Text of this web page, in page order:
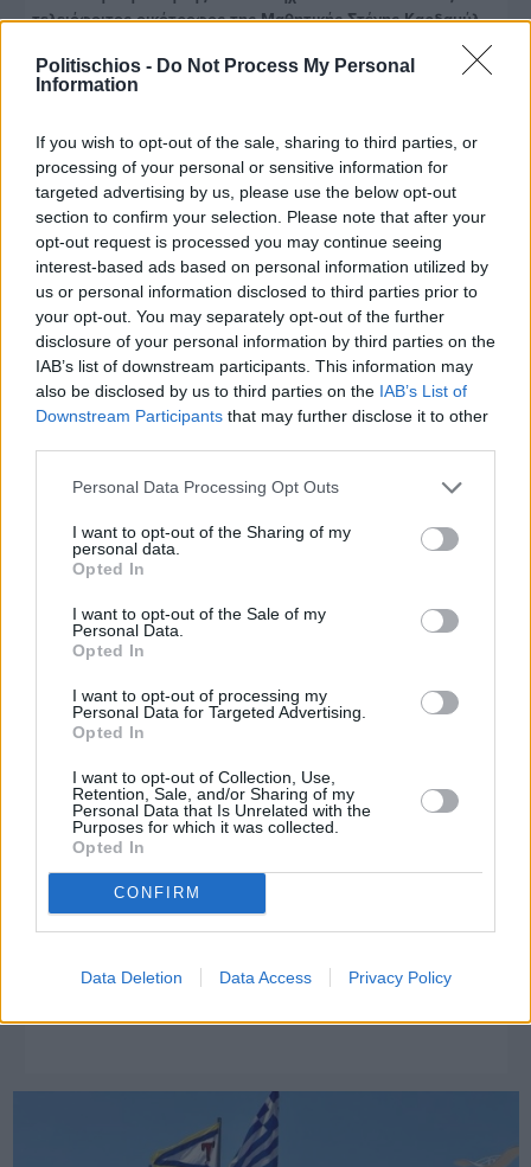
Politischios - Do Not Process My Personal
Information
If you wish to opt-out of the sale, sharing to third parties, or
processing of your personal or sensitive information for
targeted advertising by us, please use the below opt-out
section to confirm your selection. Please note that after your
opt-out request is processed you may continue seeing
interest-based ads based on personal information utilized by
us or personal information disclosed to third parties prior to
your opt-out. You may separately opt-out of the further
disclosure of your personal information by third parties on the
IAB’s list of downstream participants. This information may
also be disclosed by us to third parties on the IAB’s List of
Downstream Participants that may further disclose it to other
Personal Data Processing Opt Outs
I want to opt-out of the Sharing of my
personal data.
Opted In
I want to opt-out of the Sale of my
Personal Data.
Opted In
I want to opt-out of processing my
Personal Data for Targeted Advertising.
Opted In
I want to opt-out of Collection, Use,
Retention, Sale, and/or Sharing of my
Personal Data that Is Unrelated with the
Purposes for which it was collected.
Opted In
CONFIRM
Data Deletion Data Access Privacy Policy
τελειόφοιτος οικότροφος της Μαθητικής Στέγης Καρδαμύλ ...
Πριν 3 χρόνια
Μαθητική Στέγη Καρδαμύλων - 7 στους 8 μαθητές πέτυχαν
Εορτή Αποφοίτησης της Μαθητικής Στέγης Καρδαμύλων